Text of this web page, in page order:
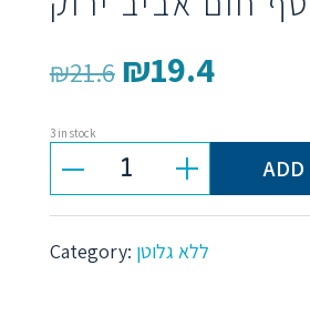
₪21.6 Original
was:
₪21.6.
₪19.4Current
is:
₪19.4.
3 in stock
קמח
טף
ADD
Category: ללא גלוטן